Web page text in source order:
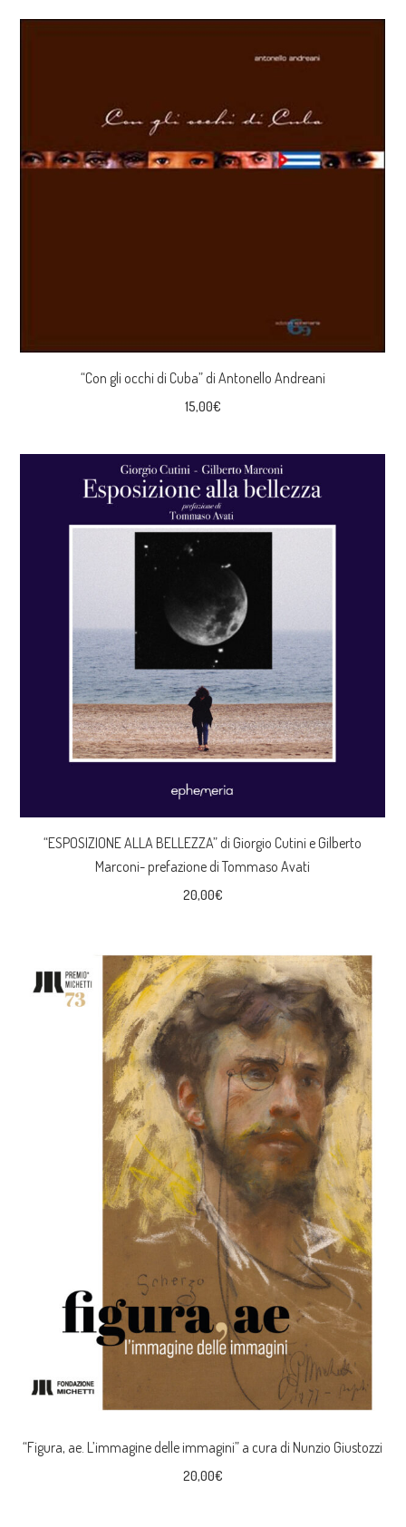
“Con gli occhi di Cuba” di Antonello Andreani
15,00€
“ESPOSIZIONE ALLA BELLEZZA” di Giorgio Cutini e Gilberto
Marconi- prefazione di Tommaso Avati
20,00€
“Figura, ae. L’immagine delle immagini” a cura di Nunzio Giustozzi
20,00€